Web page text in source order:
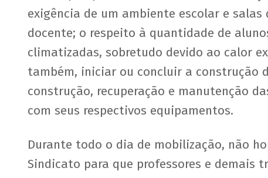
exigência de um ambiente escolar e
docente; o respeito à quantidade de
climatizadas, sobretudo devido ao calor
também, iniciar ou concluir a construção
construção, recuperação e manutenção
com seus respectivos equipamentos.
Durante todo o dia de mobilização, não
Sindicato para que professores e demais